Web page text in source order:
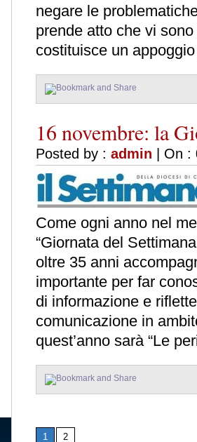
negare le
prende atto che vi
costituisce un
16 novembre: la
Posted by : admin | On :
Come ogni anno nel
“Giornata del
oltre 35 anni
importante per far
di informazione e
comunicazione in
quest’anno sarà “Le
1 2